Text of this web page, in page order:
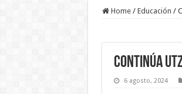
Home / Educación /
Continúa
6 agosto, 2024